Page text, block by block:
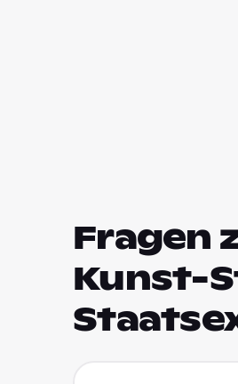
Fragen
Kunst-